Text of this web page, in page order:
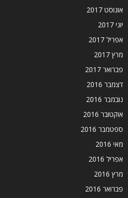
אוגוסט 2017
יוני 2017
אפריל 2017
מרץ 2017
פברואר 2017
דצמבר 2016
נובמבר 2016
אוקטובר 2016
ספטמבר 2016
מאי 2016
אפריל 2016
מרץ 2016
פברואר 2016